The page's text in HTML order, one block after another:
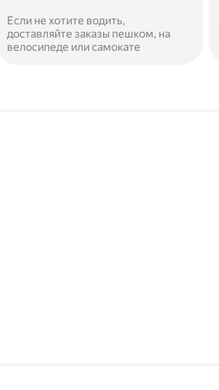
Если не хотите водить,
доставляйте заказы пешком, на
велосипеде или самокате